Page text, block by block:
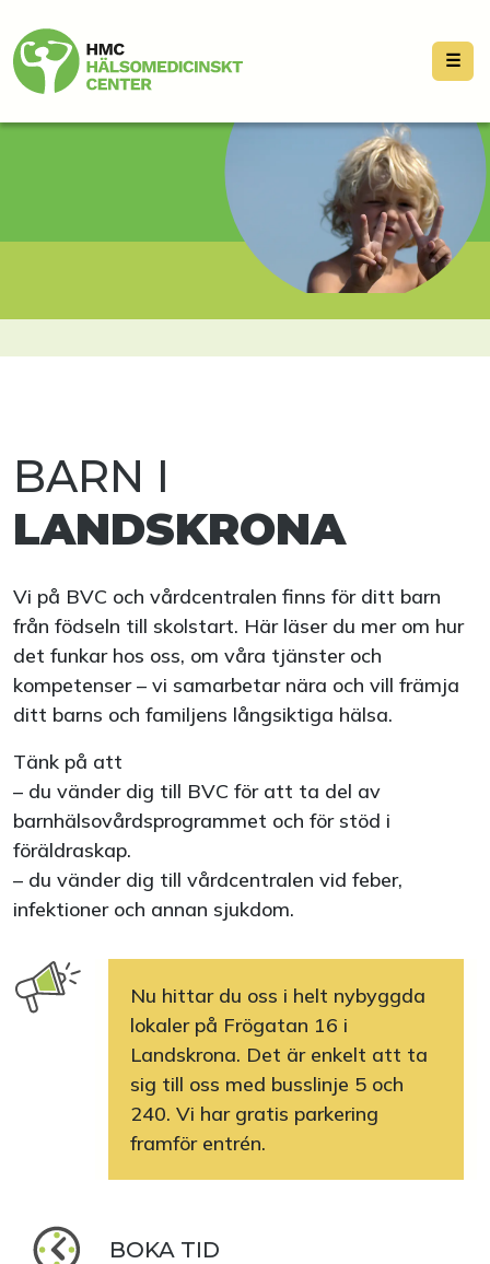
☰
BARN I
LANDSKRONA
Vi på BVC och vårdcentralen finns för ditt barn
från födseln till skolstart. Här läser du mer om hur
det funkar hos oss, om våra tjänster och
kompetenser – vi samarbetar nära och vill främja
ditt barns och familjens långsiktiga hälsa.
Tänk på att
– du vänder dig till BVC för att ta del av
barnhälsovårdsprogrammet och för stöd i
föräldraskap.
– du vänder dig till vårdcentralen vid feber,
infektioner och annan sjukdom.
Nu hittar du oss i helt nybyggda
lokaler på Frögatan 16 i
Landskrona. Det är enkelt att ta
sig till oss med busslinje 5 och
240. Vi har gratis parkering
framför entrén.
BOKA TID